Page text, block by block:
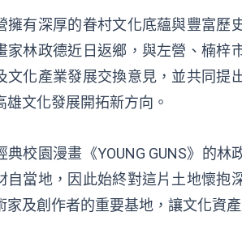
擁有深厚的眷村文化底蘊與豐富歷
家林政德近日返鄉，與左營、楠梓
文化產業發展交換意見，並共同提
雄文化發展開拓新方向。
典校園漫畫《YOUNG GUNS》的
自當地，因此始終對這片土地懷抱
家及創作者的重要基地，讓文化資